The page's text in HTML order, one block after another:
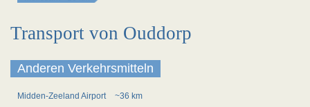
Transport von Ouddorp
Anderen Verkehrsmitteln
Midden-Zeeland Airport
~36 km